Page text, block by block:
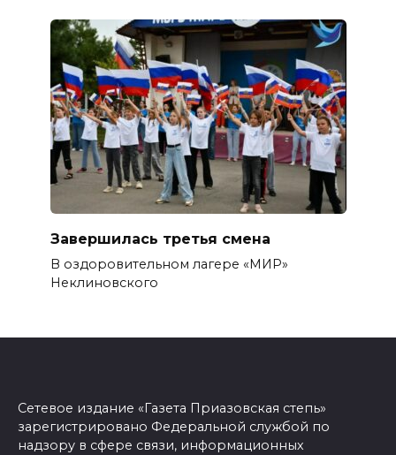
Завершилась третья смена
В оздоровительном лагере «МИР»
Неклиновского
Сетевое издание «Газета Приазовская степь»
зарегистрировано Федеральной службой по
надзору в сфере связи, информационных